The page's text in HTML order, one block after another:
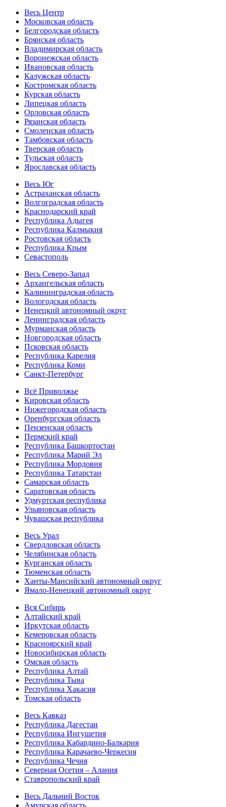
Весь Центр
Московская область
Белгородская область
Брянская область
Владимирская область
Воронежская область
Ивановская область
Калужская область
Костромская область
Курская область
Липецкая область
Орловская область
Рязанская область
Смоленская область
Тамбовская область
Тверская область
Тульская область
Ярославская область
Весь Юг
Астраханская область
Волгоградская область
Краснодарский край
Республика Адыгея
Республика Калмыкия
Ростовская область
Республика Крым
Севастополь
Весь Северо-Запад
Архангельская область
Калининградская область
Вологодская область
Ненецкий автономный округ
Ленинградская область
Мурманская область
Новгородская область
Псковская область
Республика Карелия
Республика Коми
Санкт-Петербург
Всё Приволжье
Кировская область
Нижегородская область
Оренбургская область
Пензенская область
Пермский край
Республика Башкортостан
Республика Марий Эл
Республика Мордовия
Республика Татарстан
Самарская область
Саратовская область
Удмуртская республика
Ульяновская область
Чувашская республика
Весь Урал
Свердловская область
Челябинская область
Курганская область
Тюменская область
Ханты-Мансийский автономный округ
Ямало-Ненецкий автономный округ
Вся Сибирь
Алтайский край
Иркутская область
Кемеровская область
Красноярский край
Новосибирская область
Омская область
Республика Алтай
Республика Тыва
Республика Хакасия
Томская область
Весь Кавказ
Республика Дагестан
Республика Ингушетия
Республика Кабардино-Балкария
Республика Карачаево-Черкесия
Республика Чечня
Северная Осетия – Алания
Ставропольский край
Весь Дальний Восток
Амурская область